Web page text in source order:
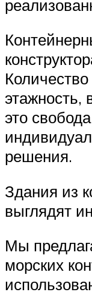
этажность,
это
решения.
Здания из
выглядят
Мы
морских